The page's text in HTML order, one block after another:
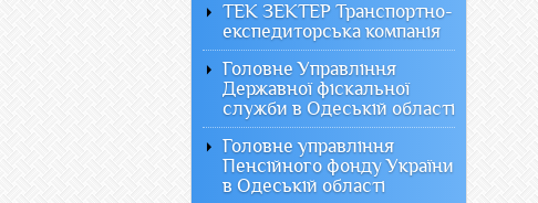
ТЕК ЗЕКТЕР Транспортно-
експедиторська компанія
Головне Управління
Державної фіскальної
служби в Одеській області
Головне управління
Пенсійного фонду України
в Одеській області